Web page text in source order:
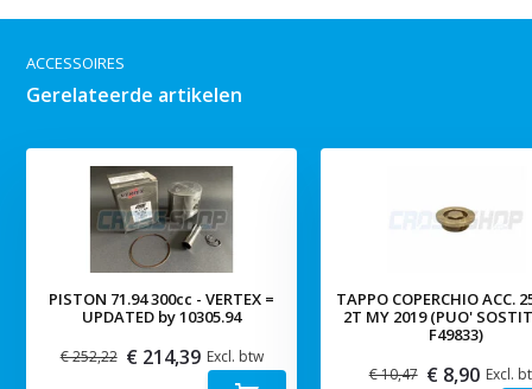
ACCESSOIRES
Gerelateerde artikelen
PISTON 71.94 300cc - VERTEX =
UPDATED by 10305.94
€ 252,22 € 214,39 Excl. btw
TAPPO COPERCHIO ACC.
2T MY 2019 (PUO'
F49833)
€ 10,47 € 8,90 Excl.